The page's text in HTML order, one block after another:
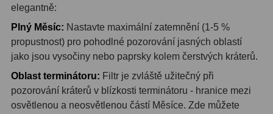
Objímky
Motory a pohony13
Závaží3
elegantně:
Plný Měsíc: Nastavte maximální zatemnění (1-5 %
propustnost) pro pohodlné pozorování jasných oblastí
jako jsou vysočiny nebo paprsky kolem čerstvých kráterů.
Oblast terminátoru: Filtr je zvláště užitečný při
pozorování kráterů v blízkosti terminátoru - hranice mezi
osvětlenou a neosvětlenou částí Měsíce. Zde můžete